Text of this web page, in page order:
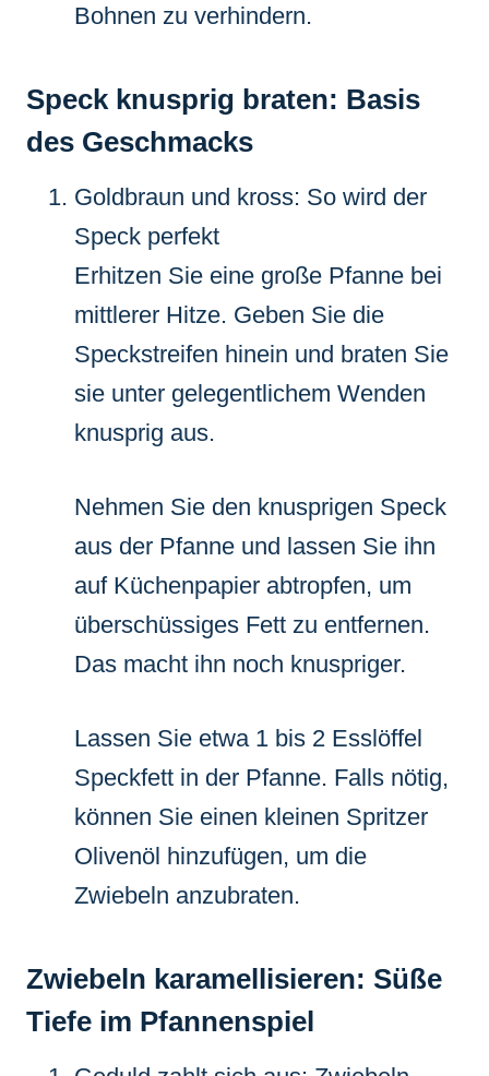
Bohnen zu verhindern.
Speck knusprig braten: Basis
des Geschmacks
Goldbraun und kross: So wird der
Speck perfekt
Erhitzen Sie eine große Pfanne bei
mittlerer Hitze. Geben Sie die
Speckstreifen hinein und braten Sie
sie unter gelegentlichem Wenden
knusprig aus.
Nehmen Sie den knusprigen Speck
aus der Pfanne und lassen Sie ihn
auf Küchenpapier abtropfen, um
überschüssiges Fett zu entfernen.
Das macht ihn noch knuspriger.
Lassen Sie etwa 1 bis 2 Esslöffel
Speckfett in der Pfanne. Falls nötig,
können Sie einen kleinen Spritzer
Olivenöl hinzufügen, um die
Zwiebeln anzubraten.
Zwiebeln karamellisieren: Süße
Tiefe im Pfannenspiel